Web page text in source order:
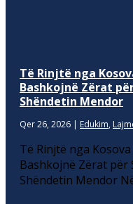
Të Rinjtë nga
Bashkojnë Zërat
Shëndetin Mendor
Qer 26, 2026 | Edukim,
Të Rinjtë nga
Bashkojnë Zërat për
Shëndetin Mendor